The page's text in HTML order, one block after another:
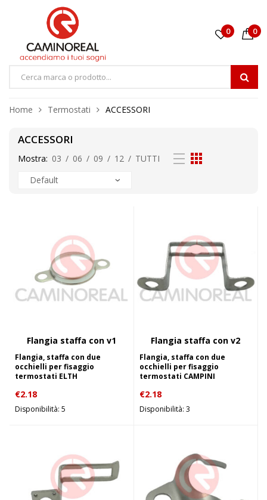
0 0
Home Termostati ACCESSORI
ACCESSORI
Mostra: 03 / 06 / 09 / 12 / TUTTI
Flangia staffa con v1
Flangia, staffa con due
occhielli per fisaggio
termostati ELTH
€2.18
Disponibilità: 5
Flangia staffa con v2
Flangia, staffa con due
occhielli per fisaggio
termostati CAMPINI
€2.18
Disponibilità: 3